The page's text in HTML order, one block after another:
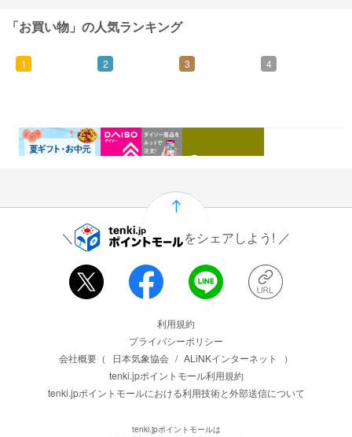
「お買い物」の人気ランキング
1
0.46%還元
2
1.5%還元
3 4
をシェアしよう!
利用規約
プライバシーポリシー
会社概要（
日本気象協会 / ALiNKインターネット
）
tenki.jpポイントモール利用規約
tenki.jpポイントモールにおける利用技術と外部送信について
tenki.jpポイントモールは